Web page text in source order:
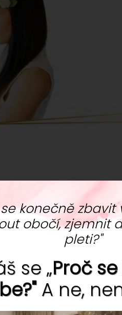
NA MIMINKO…
15% partnerských párů.
konečně zbavit
obočí, zjemnit
pleti?"
se „Proč
A ne,